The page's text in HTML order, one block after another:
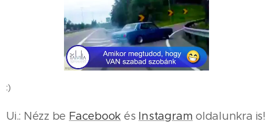
:)
Ui.: Nézz be Facebook és Instagram oldalunkra is!